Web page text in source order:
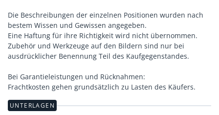
Die Beschreibungen der einzelnen Positionen wurden nach
bestem Wissen und Gewissen angegeben.
Eine Haftung für ihre Richtigkeit wird nicht übernommen.
Zubehör und Werkzeuge auf den Bildern sind nur bei
ausdrücklicher Benennung Teil des Kaufgegenstandes.
Bei Garantieleistungen und Rücknahmen:
Frachtkosten gehen grundsätzlich zu Lasten des Käufers.
UNTERLAGEN